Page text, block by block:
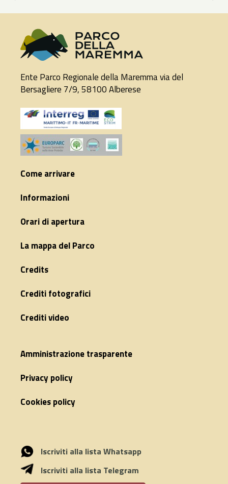
Ente Parco Regionale della Maremma via del
Bersagliere 7/9, 58100 Alberese
Come arrivare
Informazioni
Orari di apertura
La mappa del Parco
Credits
Crediti fotografici
Crediti video
Amministrazione trasparente
Privacy policy
Cookies policy
Iscriviti alla lista Whatsapp
Iscriviti alla lista Telegram